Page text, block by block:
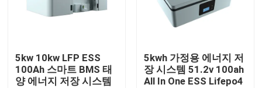
뉴스
리튬 이온 라이프포4 전지
5kw 10kw LFP ESS
100Ah 스마트 BMS 태
양 에너지 저장 시스템
5kwh 가정용 에너지 저
장 시스템 51.2v 100ah
All In One ESS Lifepo4